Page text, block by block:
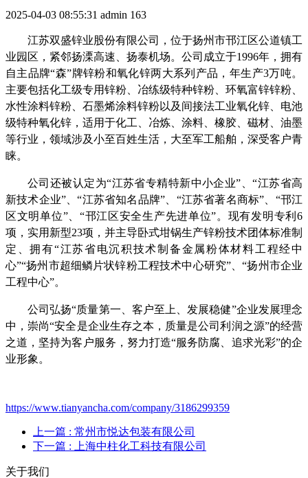
2025-04-03 08:55:31 admin 163
江苏双盛锌业股份有限公司，位于扬州市邗江区公道镇工
业园区，紧邻扬溧高速、扬泰机场。公司成立于1996年，拥有
自主品牌“森”牌锌粉和氧化锌两大系列产品，年生产3万吨。
主要包括化工级专用锌粉、冶练级特种锌粉、环氧富锌锌粉、
水性涂料锌粉、石墨烯涂料锌粉以及间接法工业氧化锌、电池
级特种氧化锌，适用于化工、冶炼、涂料、橡胶、磁材、油墨
等行业，领域涉及小至百姓生活，大至军工船舶，深受客户青
睐。
公司还被认定为“江苏省专精特新中小企业”、“江苏省高
新技术企业”、“江苏省知名品牌”、“江苏省著名商标”、“邗江
区文明单位”、“邗江区安全生产先进单位”。现有发明专利6
项，实用新型23项，并主导卧式坩锅生产锌粉技术团体标准制
定、拥有“江苏省电沉积技术制备金属粉体材料工程经中
心”“扬州市超细鳞片状锌粉工程技术中心研究”、“扬州市企业
工程中心”。
公司弘扬“质量第一、客户至上、发展稳健”企业发展理念
中，崇尚“安全是企业生存之本，质量是公司利润之源”的经营
之道，坚持为客户服务，努力打造“服务防腐、追求光彩”的企
业形象。
https://www.tianyancha.com/company/3186299359
上一篇 : 常州市悦达包装有限公司
下一篇 : 上海中柱化工科技有限公司
关于我们